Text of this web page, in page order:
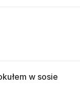
w sosie